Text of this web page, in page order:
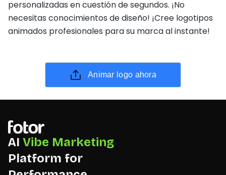
personalizadas en cuestión de segundos. ¡No
necesitas conocimientos de diseño! ¡Cree logotipos
animados profesionales para su marca al instante!
Animar logo ahora
AI Vibe Marketing
Platform for